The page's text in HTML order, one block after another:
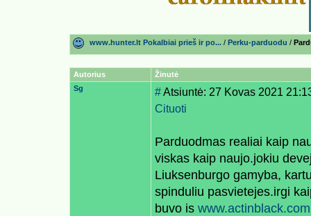
www.hunter.lt Pokalbiai prieš ir po... / Perku-parduodu /
Autorius
Žinutė
Sg
#Atsiuntė: 27 Kovas 2021
Cituoti
Parduodmas realiai kaip
viskas kaip naujo.jokiu
Liuksenburgo gamyba,
spinduliu pasvietejes.irgi
buvo is www.actinblack.com